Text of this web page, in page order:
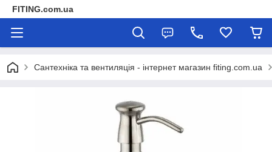
FITING.com.ua
Сантехніка та вентиляція - інтернет магазин fiting.com.ua